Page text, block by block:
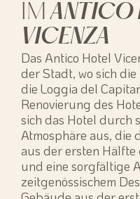
IMANTICO
VICENZA
Das Antico Hotel
der Stadt, wo sich
die Loggia del
Renovierung des
sich das Hotel durch
Atmosphäre aus, die
aus der ersten
und eine sorgfältige
zeitgenössischem